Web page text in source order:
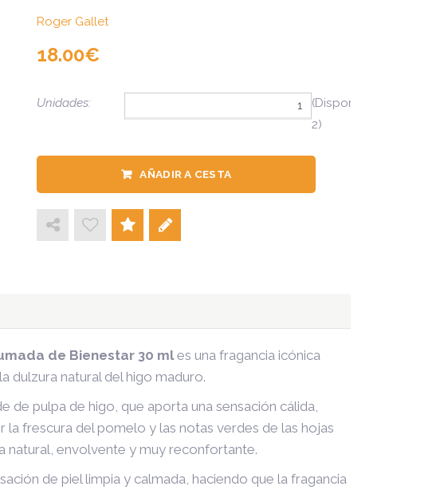
Roger Gallet
18.00
Unidades:
(Disponibles
2)
AÑADIR A CESTA
de Bienestar 30 mles una fragancia icónica
dulzura natural del higo maduro.
pulpa de higo, que aporta una sensación cálida,
frescura del pomelo y las notas verdes de las hojas
natural, envolvente y muy reconfortante.
de piel limpia y calmada, haciendo que la fragancia